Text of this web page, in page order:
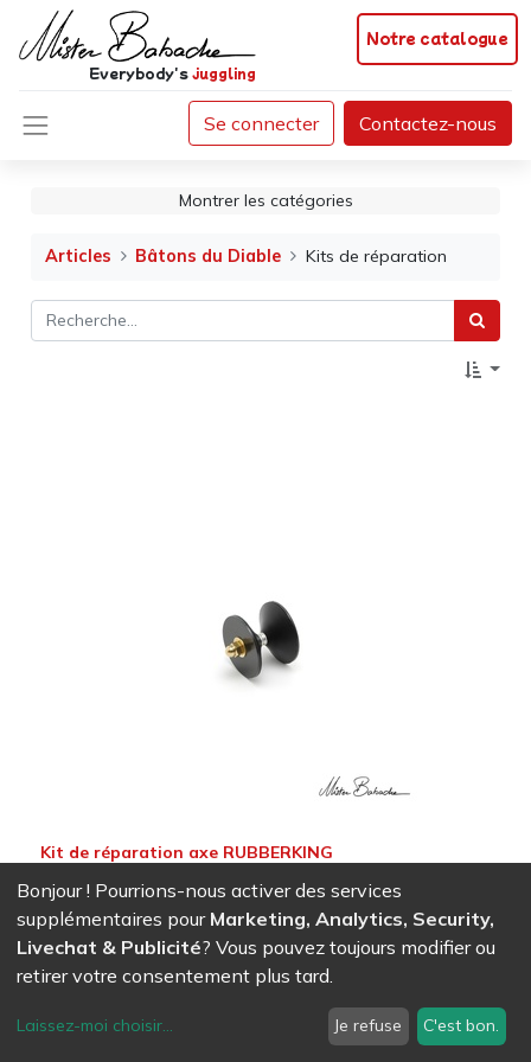
Notre catalogue
Everybody'sjuggling
Se connecter Contactez-nous
Montrer les catégories
Articles Bâtons du Diable Kits de réparation
Kit de réparation axe RUBBERKING
12,13CHF
Bonjour ! Pourrions-nous activer des services
supplémentaires pour Marketing, Analytics, Security,
Livechat & Publicité? Vous pouvez toujours modifier ou
retirer votre consentement plus tard.
Laissez-moi choisir... Je refuse C'est bon.